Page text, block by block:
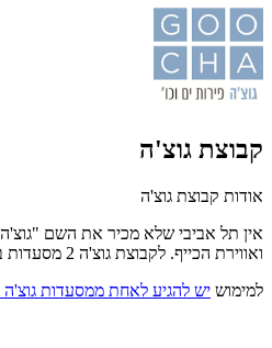
קבוצת גוצ'ה
אודות קבוצת גוצ'ה
ואווירת הכייף. לקבוצת גוצ'ה 2 מסעדות ברחבי העיר תל אביב המתמחות בדגים ופירות ים וכייף!
למימוש יש להגיע לאחת ממסעדות גוצ'ה